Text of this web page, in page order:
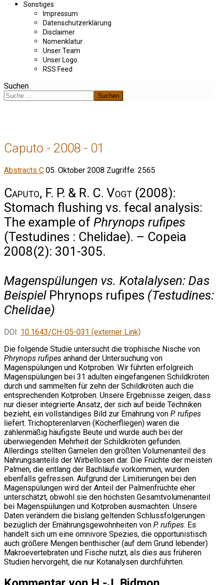
Sonstiges
Impressum
Datenschutzerklärung
Disclaimer
Nomenklatur
Unser Team
Unser Logo
RSS Feed
Suchen
Suchen
Caputo - 2008 - 01
Abstracts C 05. Oktober 2008 Zugriffe: 2565
Caputo, F. P. & R. C. Vogt (2008):
Stomach flushing vs. fecal analysis:
The example of Phrynops rufipes
(Testudines : Chelidae). – Copeia
2008(2): 301-305.
Magenspülungen vs. Kotalalysen: Das
Beispiel Phrynops rufipes (Testudines:
Chelidae)
DOI: 10.1643/CH-05-031 (externer Link)
Die folgende Studie untersucht die trophische Nische von
Phrynops rufipes anhand der Untersuchung von
Magenspülungen und Kotproben. Wir führten erfolgreich
Magenspülungen bei 31 adulten eingefangenen Schildkröten
durch und sammelten für zehn der Schildkröten auch die
entsprechenden Kotproben. Unsere Ergebnisse zeigen, dass
nur dieser integrierte Ansatz, der sich auf beide Techniken
bezieht, ein vollständiges Bild zur Ernährung von P. rufipes
liefert. Trichopterenlarven (Köcherfliegen) waren die
zahlenmäßig häufigste Beute und wurde auch bei der
überwiegenden Mehrheit der Schildkröten gefunden.
Allerdings stellten Garnelen den größten Volumenanteil des
Nahrungsanteils der Wirbellosen dar. Die Früchte der meisten
Palmen, die entlang der Bachläufe vorkommen, wurden
ebenfalls gefressen. Aufgrund der Limitierungen bei den
Magenspülungen wird der Anteil der Palmenfrüchte eher
unterschätzt, obwohl sie den höchsten Gesamtvolumenanteil
bei Magenspülungen und Kotproben ausmachten. Unsere
Daten verändern die bislang geltenden Schlussfolgerungen
bezüglich der Ernährungsgewohnheiten von P. rufipes: Es
handelt sich um eine omnivore Spezies, die opportunistisch
auch größere Mengen benthischer (auf dem Grund lebender)
Makroevertebraten und Fische nutzt, als dies aus früheren
Studien hervorgeht, die nur Kotanalysen durchführten.